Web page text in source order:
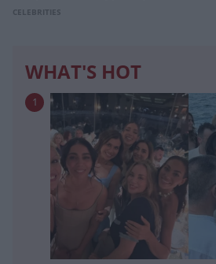
CELEBRITIES
WHAT'S HOT
1